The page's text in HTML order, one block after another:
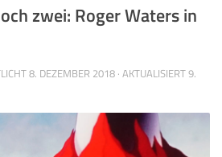
zwei: Roger Waters in
8. DEZEMBER 2018 · AKTUALISIERT9.